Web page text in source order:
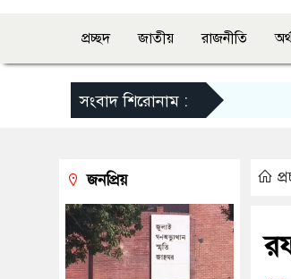
প্রচ্ছদ জাতীয় রাজনীতি
সংবাদ শিরোনাম :
জনপ্রিয়